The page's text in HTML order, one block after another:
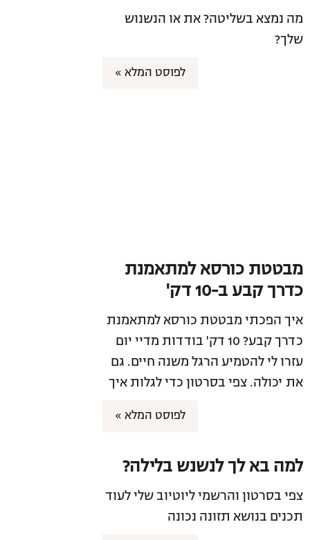
מה נמצא בשליטה? את או הנשנוש
שלך?
לפוסט המלא »
מבטטת כורסא למתאמנת
כדרך קבע ב-10 דק'
איך הפכתי מבטטת כורסא למתאמנת
כדרך קבע? 10 דק' בודדות מדיי יום
עזרו לי להטמיע הרגל משנה חיים. גם
את יכולה. צפי בסרטון כדי לגלות איך
לפוסט המלא »
למה בא לך לנשנש בלילה?
צפי בסרטון והרשמי ליוטיוב שלי לעוד
תכנים בנושא תזונה נכונה